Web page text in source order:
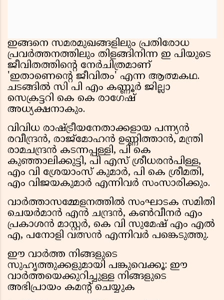
ഇങ്ങനെ സമരമുഖങ്ങളിലും പ്രതിരോധ
പ്രവർത്തനത്തിലും തിളങ്ങിനിന്ന ഇ പിയുടെ
ജീവിതത്തിന്റെ നേർചിത്രമാണ്
'ഇതാണെന്റെ ജീവിതം' എന്ന ആത്മകഥ.
ചടങ്ങിൽ സി പി എം കണ്ണൂർ ജില്ലാ
സെക്രട്ടറി കെ കെ രാഗേഷ്
അധ്യക്ഷനാകും.
വിവിധ രാഷ്ട്രീയനേതാക്കളായ പന്ന്യൻ
രവീന്ദ്രൻ, രാജ്‌മോഹൻ ഉണ്ണിത്താൻ, മന്ത്രി
രാമചന്ദ്രൻ കടന്നപ്പള്ളി, പി കെ
കുഞ്ഞാലിക്കുട്ടി, പി എസ് ശ്രീധരൻപിള്ള,
എം വി ശ്രേയാംസ് കുമാർ, പി കെ ശ്രീമതി,
എം വിജയകുമാർ എന്നിവർ സംസാരിക്കും.
വാർത്താസമ്മേളനത്തിൽ സംഘാടക സമിതി
ചെയർമാൻ എൻ ചന്ദ്രൻ, കൺവീനർ എം
പ്രകാശൻ മാസ്റ്റർ, കെ വി സുമേഷ് എം എൽ
എ, പനോളി വത്സൻ എന്നിവർ പങ്കെടുത്തു.
ഈ വാർത്ത നിങ്ങളുടെ
സുഹൃത്തുക്കളുമായി പങ്കുവെക്കൂ: ഈ
വാർത്തയെക്കുറിച്ചുള്ള നിങ്ങളുടെ
അഭിപ്രായം കമൻ്റ് ചെയ്യുക